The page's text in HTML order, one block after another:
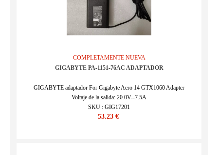
COMPLETAMENTE NUEVA
GIGABYTE PA-1151-76AC ADAPTADOR
GIGABYTE adaptador For Gigabyte Aero 14 GTX1060 Adapter
Voltaje de la salida: 20.0V--7.5A
SKU : GIG17201
53.23 €